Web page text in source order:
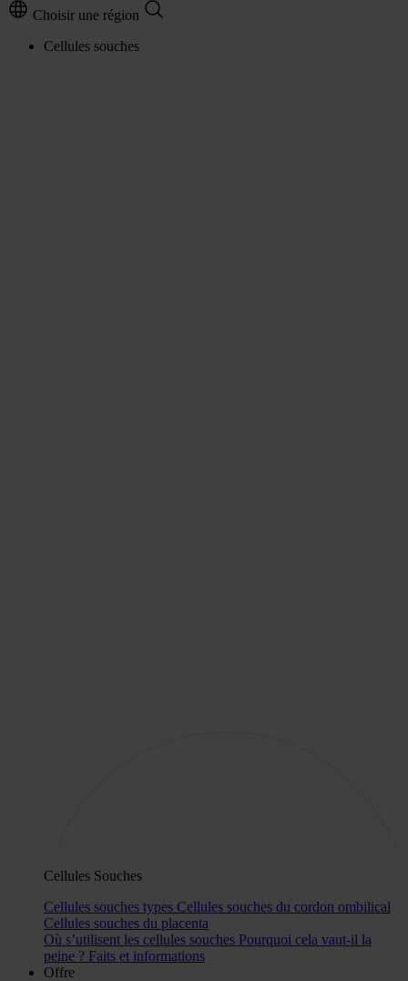
Choisir une région
Cellules souches
Cellules Souches
Cellules souches types Cellules souches du cordon ombilical
Cellules souches du placenta
Où s’utilisent les cellules souches Pourquoi cela vaut-il la
peine ? Faits et informations
Offre